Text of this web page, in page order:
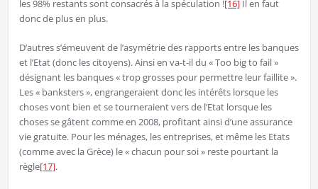
les 98% restants sont consacrés à la spéculation ![16]Il en faut
donc de plus en plus.
D’autres s’émeuvent de l’asymétrie des rapports entre les banques
et l’Etat (donc les citoyens). Ainsi en va-t-il du « Too big to fail »
désignant les banques « trop grosses pour permettre leur faillite ».
Les « banksters », engrangeraient donc les intérêts lorsque les
choses vont bien et se tourneraient vers de l’Etat lorsque les
choses se gâtent comme en 2008, profitant ainsi d’une assurance
vie gratuite. Pour les ménages, les entreprises, et même les Etats
(comme avec la Grèce) le « chacun pour soi » reste pourtant la
règle[17].